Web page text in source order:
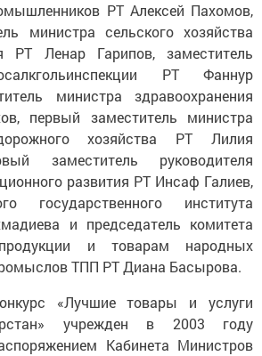
РТ Алексей Пахомов,
министра сельского хозяйства
РТ Ленар Гарипов, заместитель
РТ Фаннур
министра здравоохранения
первый заместитель министра
хозяйства РТ Лилия
заместитель руководителя
развития РТ Инсаф Галиев,
государственного института
и председатель комитета
и товарам народных
ТПП РТ Диана Басырова.
«Лучшие товары и услуги
учрежден в 2003 году
Кабинета Министров